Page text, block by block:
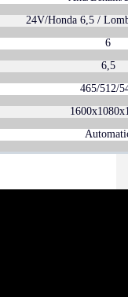
24V/Honda 6,5 /
6
6,5
465/512/